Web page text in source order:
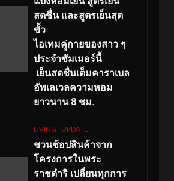
สดชื่น และสูตรเย็นสุด
ขั้ว
ไอเทมคู่กายของสาว ๆ
ประจำซัมเมอร์นี้
เย็นสดชื่นเต็มคาราเบล
อัพเลเวลความหอม
ยาวนาน 8 ชม.
LIVING UPDATE
ชวนช้อปสินค้าจาก
โครงการในพระ
ราชดำริ เปลี่ยนทุกการ